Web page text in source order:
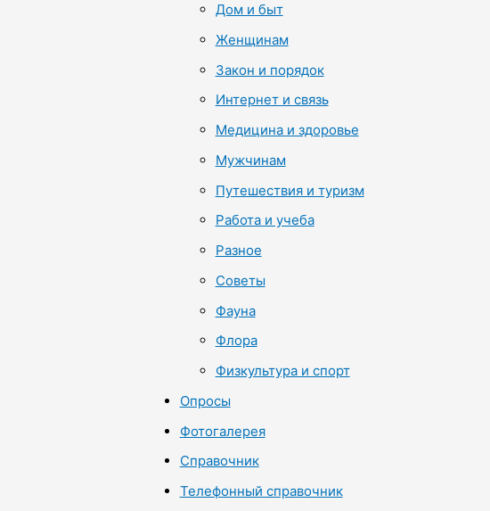
Дом и быт
Женщинам
Закон и порядок
Интернет и связь
Медицина и здоровье
Мужчинам
Путешествия и туризм
Работа и учеба
Разное
Советы
Фауна
Флора
Физкультура и спорт
Опросы
Фотогалерея
Справочник
Телефонный справочник